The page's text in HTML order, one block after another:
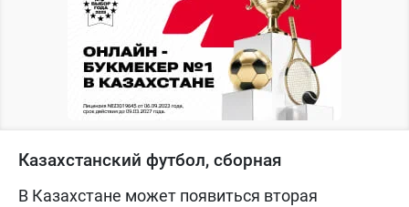
Казахстанский футбол, сборная
В Казахстане может появиться вторая